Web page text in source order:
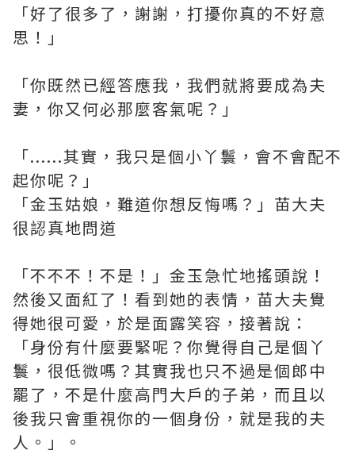
「好了很多了，謝謝，打擾你真的不好意
思！」
「你既然已經答應我，我們就將要成為夫
妻，你又何必那麼客氣呢？」
「......其實，我只是個小丫鬟，會不會配不
起你呢？」
「金玉姑娘，難道你想反悔嗎？」苗大夫
很認真地問道
「不不不！不是！」金玉急忙地搖頭說！
然後又面紅了！看到她的表情，苗大夫覺
得她很可愛，於是面露笑容，接著說：
「身份有什麼要緊呢？你覺得自己是個丫
鬟，很低微嗎？其實我也只不過是個郎中
罷了，不是什麼高門大戶的子弟，而且以
後我只會重視你的一個身份，就是我的夫
人。」。